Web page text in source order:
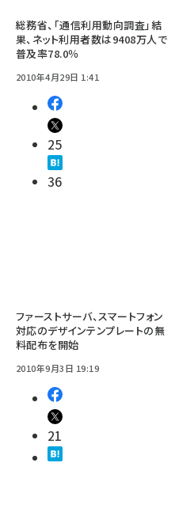
総務省、「通信利用動向調査」結
果、ネット利用者数は9408万人で
普及率78.0％
2010年4月29日 1:41
25
36
ファーストサーバ、スマートフォン
対応のデザインテンプレートの無
料配布を開始
2010年9月3日 19:19
21